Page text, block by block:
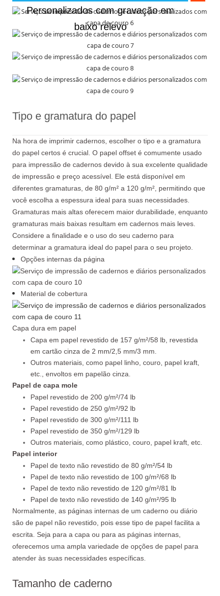
Personalizados com gravação em
baixo relevo
Tipo e gramatura do papel
Na hora de imprimir cadernos, escolher o tipo e a gramatura
do papel certos é crucial. O papel offset é comumente usado
para impressão de cadernos devido à sua excelente qualidade
de impressão e preço acessível. Ele está disponível em
diferentes gramaturas, de 80 g/m² a 120 g/m², permitindo que
você escolha a espessura ideal para suas necessidades.
Gramaturas mais altas oferecem maior durabilidade, enquanto
gramaturas mais baixas resultam em cadernos mais leves.
Considere a finalidade e o uso do seu caderno para
determinar a gramatura ideal do papel para o seu projeto.
Opções internas da página
Material de cobertura
Capa dura em papel
Capa em papel revestido de 157 g/m²/58 lb, revestida
em cartão cinza de 2 mm/2,5 mm/3 mm.
Outros materiais, como papel linho, couro, papel kraft,
etc., envoltos em papelão cinza.
Papel de capa mole
Papel revestido de 200 g/m²/74 lb
Papel revestido de 250 g/m²/92 lb
Papel revestido de 300 g/m²/111 lb
Papel revestido de 350 g/m²/129 lb
Outros materiais, como plástico, couro, papel kraft, etc.
Papel interior
Papel de texto não revestido de 80 g/m²/54 lb
Papel de texto não revestido de 100 g/m²/68 lb
Papel de texto não revestido de 120 g/m²/81 lb
Papel de texto não revestido de 140 g/m²/95 lb
Normalmente, as páginas internas de um caderno ou diário
são de papel não revestido, pois esse tipo de papel facilita a
escrita. Seja para a capa ou para as páginas internas,
oferecemos uma ampla variedade de opções de papel para
atender às suas necessidades específicas.
Tamanho de caderno